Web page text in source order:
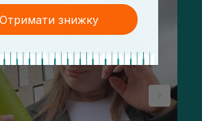
Отримати знижку